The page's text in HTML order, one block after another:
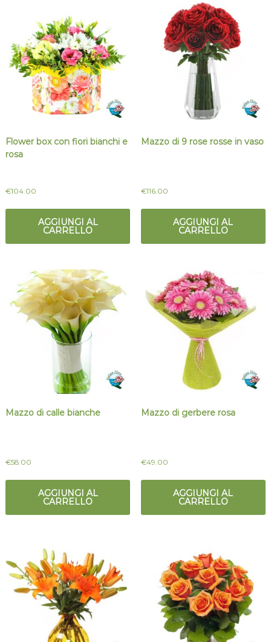
Flower box con fiori bianchi e
rosa
€104.00
AGGIUNGI AL
CARRELLO
Mazzo di 9 rose rosse in vaso
€116.00
AGGIUNGI AL
CARRELLO
Mazzo di calle bianche
€58.00
AGGIUNGI AL
CARRELLO
Mazzo di gerbere rosa
€49.00
AGGIUNGI AL
CARRELLO